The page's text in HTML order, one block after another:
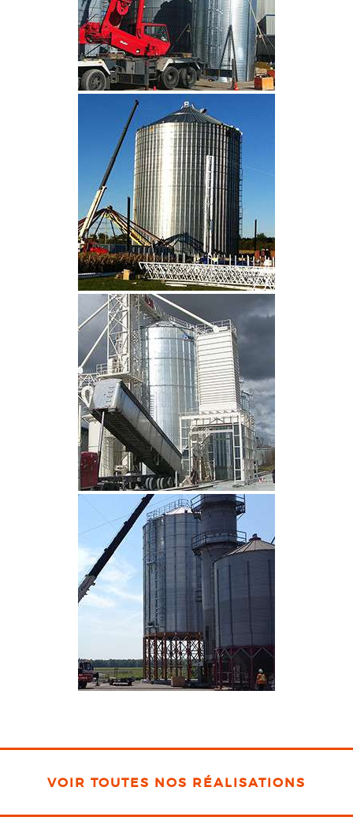
CLIQUEZ POUR AGRANDIR
CLIQUEZ POUR AGRANDIR
CLIQUEZ POUR AGRANDIR
VOIR TOUTES NOS RÉALISATIONS